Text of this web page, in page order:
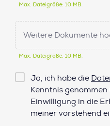
Max. Dateigröße: 10 MB.
Weitere Dokumente
Max. Dateigröße: 10 MB.
Checkbox
Datenschutz*
Ja, ich habe die
Kenntnis
Einwilligung in die
meiner vorstehend